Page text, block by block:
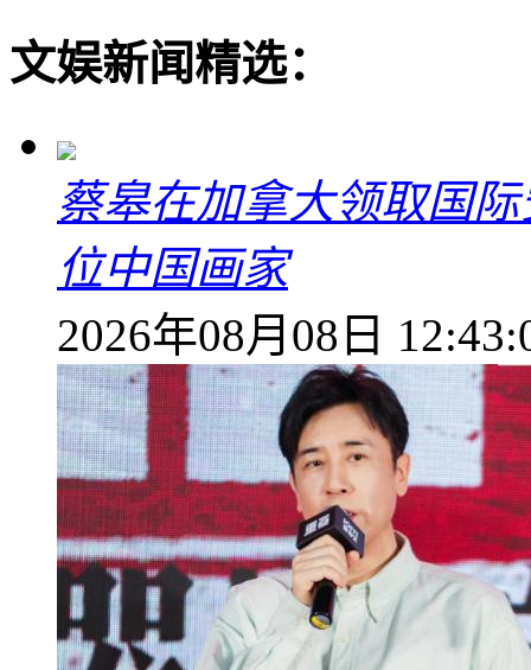
文娱新闻精选：
蔡皋在加拿大领取国
位中国画家
2026年08月08日